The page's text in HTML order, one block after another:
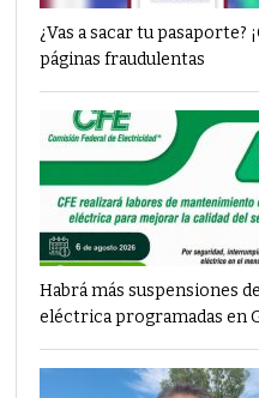
¿Vas a sacar tu pasaporte?
páginas fraudulentas
Habrá más suspensiones
eléctrica programadas en